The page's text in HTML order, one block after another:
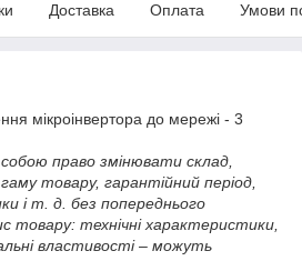
Доставка Оплата Умови
мікроінвертора до мережі - 3
право змінювати склад,
товару, гарантійний період,
і т. д. без попереднього
товару: технічні характеристики,
властивості – можуть